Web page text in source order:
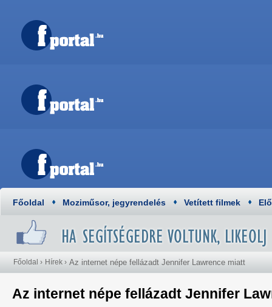
Főoldal Moziműsor, jegyrendelés Vetített filmek
Főoldal › Hírek › Az internet népe fellázadt Jennifer Lawrence miatt
Az internet népe fellázadt Jennifer